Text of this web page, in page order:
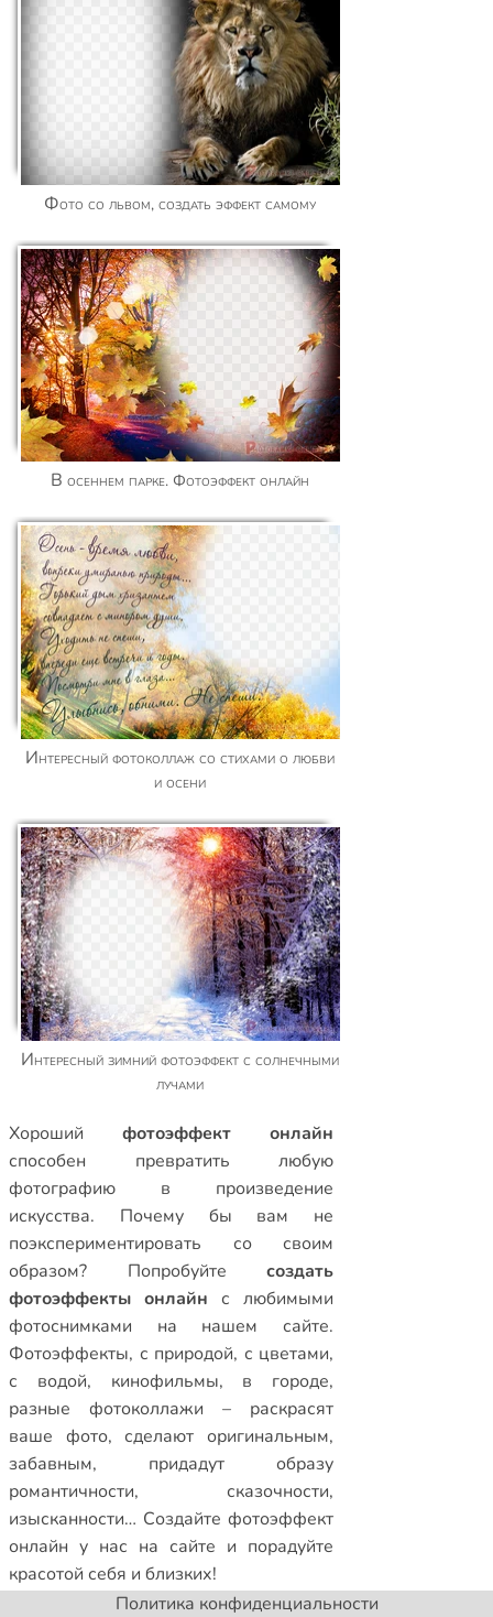
Фото со львом, создать эффект самому
В осеннем парке. Фотоэффект онлайн
Интересный фотоколлаж со стихами о любви
и осени
Интересный зимний фотоэффект с солнечными
лучами
Xорошийфотоэффект онлайн
способен превратить любую
фотографию в произведение
искусства. Почему бы вам не
поэкспериментировать со своим
образом? Попробуйтесоздать
фотоэффекты онлайн с любимыми
фотоснимками на нашем сайте.
Фотоэффекты, с природой, с цветами,
с водой, кинофильмы, в городе,
разные фотоколлажи – раскрасят
ваше фото, сделают оригинальным,
забавным, придадут образу
романтичности, сказочности,
изысканности… Создайтефотоэффект
онлайн у нас на сайте и порадуйте
красотой себя и близких!
Политика конфиденциальности